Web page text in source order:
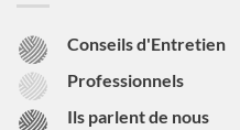
Conseils d'Entretien
Professionnels
Ils parlent de nous